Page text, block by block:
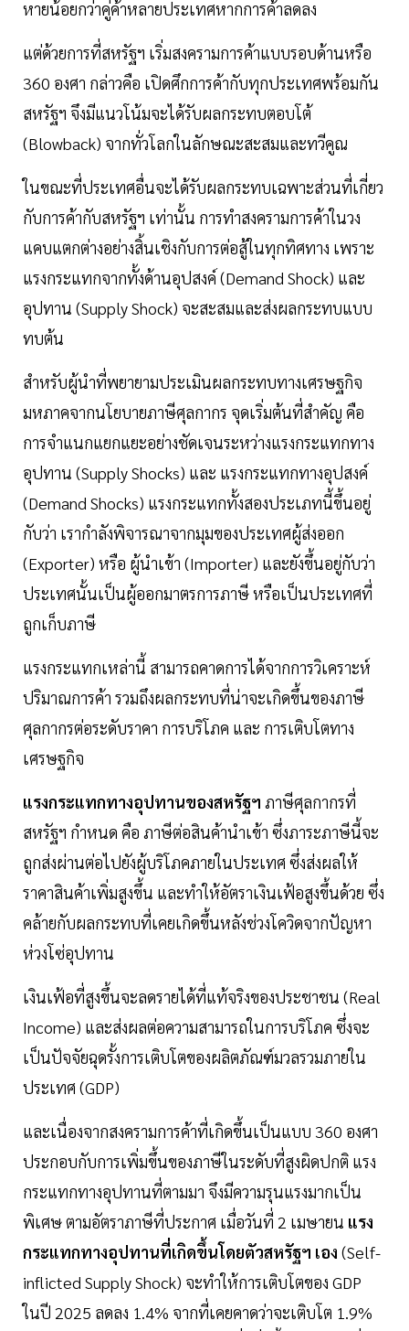
หายน้อยกว่าคู่ค้าหลายประเทศหากการค้าลดลง
แต่ด้วยการที่สหรัฐฯ เริ่มสงครามการค้าแบบรอบด้านหรือ
360 องศา กล่าวคือ เปิดศึกการค้ากับทุกประเทศพร้อมกัน
สหรัฐฯ จึงมีแนวโน้มจะได้รับผลกระทบตอบโต้
(Blowback) จากทั่วโลกในลักษณะสะสมและทวีคูณ
ในขณะที่ประเทศอื่นจะได้รับผลกระทบเฉพาะส่วนที่เกี่ยว
กับการค้ากับสหรัฐฯ เท่านั้น การทำสงครามการค้าในวง
แคบแตกต่างอย่างสิ้นเชิงกับการต่อสู้ในทุกทิศทาง เพราะ
แรงกระแทกจากทั้งด้านอุปสงค์ (Demand Shock) และ
อุปทาน (Supply Shock) จะสะสมและส่งผลกระทบแบบ
ทบต้น
สำหรับผู้นำที่พยายามประเมินผลกระทบทางเศรษฐกิจ
มหภาคจากนโยบายภาษีศุลกากร จุดเริ่มต้นที่สำคัญ คือ
การจำแนกแยกแยะอย่างชัดเจนระหว่างแรงกระแทกทาง
อุปทาน (Supply Shocks) และ แรงกระแทกทางอุปสงค์
(Demand Shocks) แรงกระแทกทั้งสองประเภทนี้ขึ้นอยู่
กับว่า เรากำลังพิจารณาจากมุมของประเทศผู้ส่งออก
(Exporter) หรือ ผู้นำเข้า (Importer) และยังขึ้นอยู่กับว่า
ประเทศนั้นเป็นผู้ออกมาตรการภาษี หรือเป็นประเทศที่
ถูกเก็บภาษี
แรงกระแทกเหล่านี้ สามารถคาดการได้จากการวิเคราะห์
ปริมาณการค้า รวมถึงผลกระทบที่น่าจะเกิดขึ้นของภาษี
ศุลกากรต่อระดับราคา การบริโภค และ การเติบโตทาง
เศรษฐกิจ
แรงกระแทกทางอุปทานของสหรัฐฯ ภาษีศุลกากรที่
สหรัฐฯ กำหนด คือ ภาษีต่อสินค้านำเข้า ซึ่งภาระภาษีนี้จะ
ถูกส่งผ่านต่อไปยังผู้บริโภคภายในประเทศ ซึ่งส่งผลให้
ราคาสินค้าเพิ่มสูงขึ้น และทำให้อัตราเงินเฟ้อสูงขึ้นด้วย ซึ่ง
คล้ายกับผลกระทบที่เคยเกิดขึ้นหลังช่วงโควิดจากปัญหา
ห่วงโซ่อุปทาน
เงินเฟ้อที่สูงขึ้นจะลดรายได้ที่แท้จริงของประชาชน (Real
Income) และส่งผลต่อความสามารถในการบริโภค ซึ่งจะ
เป็นปัจจัยฉุดรั้งการเติบโตของผลิตภัณฑ์มวลรวมภายใน
ประเทศ (GDP)
และเนื่องจากสงครามการค้าที่เกิดขึ้นเป็นแบบ 360 องศา
ประกอบกับการเพิ่มขึ้นของภาษีในระดับที่สูงผิดปกติ แรง
กระแทกทางอุปทานที่ตามมา จึงมีความรุนแรงมากเป็น
พิเศษ ตามอัตราภาษีที่ประกาศ เมื่อวันที่ 2 เมษายน แรง
กระแทกทางอุปทานที่เกิดขึ้นโดยตัวสหรัฐฯ เอง (Self-
inflicted Supply Shock) จะทำให้การเติบโตของ GDP
ในปี 2025 ลดลง 1.4% จากที่เคยคาดว่าจะเติบโต 1.9%